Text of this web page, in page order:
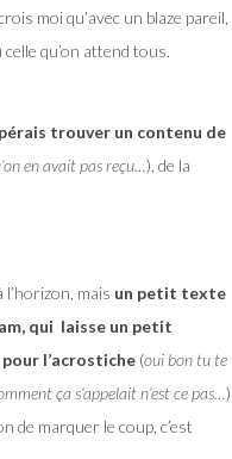
crois moi qu’avec un blaze pareil,
qu’on attend tous.
trouver un contenu de
en avait pas reçu…), de la
mais un petit texte
qui laisse un petit
l’acrostiche (oui bon tu te
ça s’appelait n’est ce pas…)
de marquer le coup, c’est